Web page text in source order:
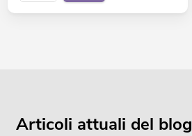
Articoli attuali del blog